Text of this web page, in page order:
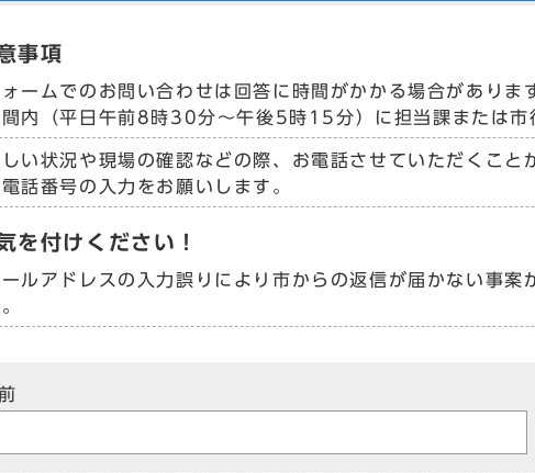
事項
ォームでのお問い合わせは回答に時間がかかる場合があり
間内（平日午前8時30分～午後5時15分）に担当課または
い状況や現場の確認などの際、お電話させていただくこ
電話番号の入力をお願いします。
を付けください！
ールアドレスの入力誤りにより市からの返信が届かない事